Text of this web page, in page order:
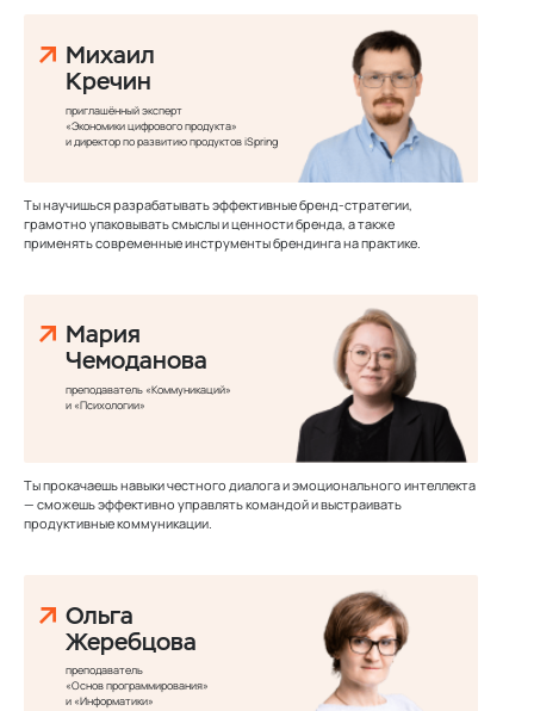
Михаил
Кречин
приглашённый эксперт
«Экономики цифрового продукта»
и директор по развитию продуктов iSpring
Ты научишься разрабатывать эффективные бренд-стратегии,
грамотно упаковывать смыслы и ценности бренда, а также
применять современные инструменты брендинга на практике.
Мария
Чемоданова
преподаватель «Коммуникаций»
и «Психологии»
Ты прокачаешь навыки честного диалога и эмоционального интеллекта
— сможешь эффективно управлять командой и выстраивать
продуктивные коммуникации.
Ольга
Жеребцова
преподаватель
«Основ программирования»
и «Информатики»